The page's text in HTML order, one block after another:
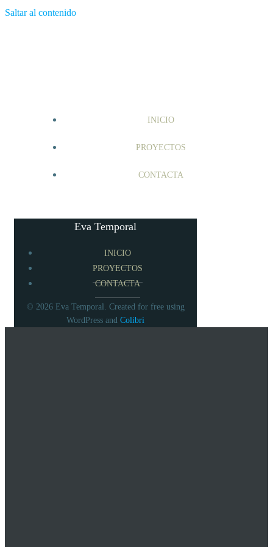
Saltar al contenido
INICIO
PROYECTOS
CONTACTA
Eva Temporal
INICIO
PROYECTOS
CONTACTA
© 2026 Eva Temporal. Created for free using
WordPress and Colibri